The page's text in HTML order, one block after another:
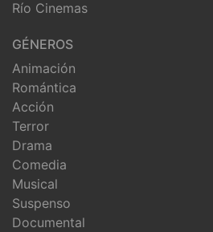
Río Cinemas
GÉNEROS
Animación
Romántica
Acción
Terror
Drama
Comedia
Musical
Suspenso
Documental